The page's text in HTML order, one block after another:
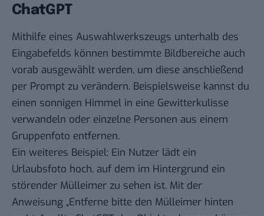
ChatGPT
Mithilfe eines Auswahlwerkszeugs unterhalb des
Eingabefelds können bestimmte Bildbereiche auch
vorab ausgewählt werden, um diese anschließend
per Prompt zu verändern. Beispielsweise kannst du
einen sonnigen Himmel in eine Gewitterkulisse
verwandeln oder einzelne Personen aus einem
Gruppenfoto entfernen.
Ein weiteres Beispiel: Ein Nutzer lädt ein
Urlaubsfoto hoch, auf dem im Hintergrund ein
störender Mülleimer zu sehen ist. Mit der
Anweisung „Entferne bitte den Mülleimer hinten